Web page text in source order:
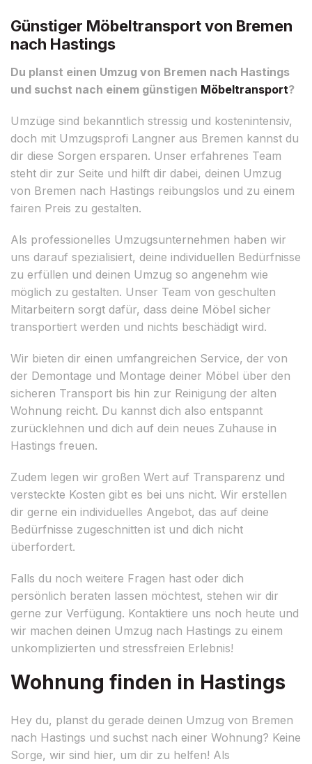
Günstiger Möbeltransport von Bremen
nach Hastings
Du planst einen Umzug von Bremen nach Hastings
und suchst nach einem günstigen Möbeltransport?
Umzüge sind bekanntlich stressig und kostenintensiv,
doch mit Umzugsprofi Langner aus Bremen kannst du
dir diese Sorgen ersparen. Unser erfahrenes Team
steht dir zur Seite und hilft dir dabei, deinen Umzug
von Bremen nach Hastings reibungslos und zu einem
fairen Preis zu gestalten.
Als professionelles Umzugsunternehmen haben wir
uns darauf spezialisiert, deine individuellen Bedürfnisse
zu erfüllen und deinen Umzug so angenehm wie
möglich zu gestalten. Unser Team von geschulten
Mitarbeitern sorgt dafür, dass deine Möbel sicher
transportiert werden und nichts beschädigt wird.
Wir bieten dir einen umfangreichen Service, der von
der Demontage und Montage deiner Möbel über den
sicheren Transport bis hin zur Reinigung der alten
Wohnung reicht. Du kannst dich also entspannt
zurücklehnen und dich auf dein neues Zuhause in
Hastings freuen.
Zudem legen wir großen Wert auf Transparenz und
versteckte Kosten gibt es bei uns nicht. Wir erstellen
dir gerne ein individuelles Angebot, das auf deine
Bedürfnisse zugeschnitten ist und dich nicht
überfordert.
Falls du noch weitere Fragen hast oder dich
persönlich beraten lassen möchtest, stehen wir dir
gerne zur Verfügung. Kontaktiere uns noch heute und
wir machen deinen Umzug nach Hastings zu einem
unkomplizierten und stressfreien Erlebnis!
Wohnung finden in Hastings
Hey du, planst du gerade deinen Umzug von Bremen
nach Hastings und suchst nach einer Wohnung? Keine
Sorge, wir sind hier, um dir zu helfen! Als